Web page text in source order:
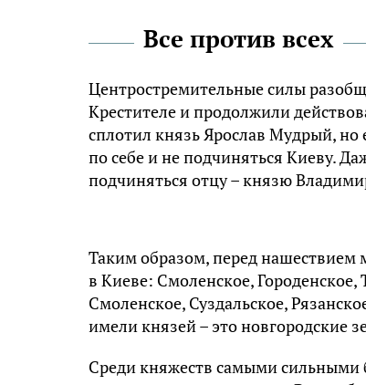
Все против всех
Центростремительные силы
Крестителе и продолжили
сплотил князь Ярослав Мудрый,
по себе и не подчиняться Киеву.
подчиняться отцу – князю
Таким образом, перед нашествием
в Киеве: Смоленское,
Смоленское, Суздальское,
имели князей – это новгородские
Среди княжеств самыми сильными